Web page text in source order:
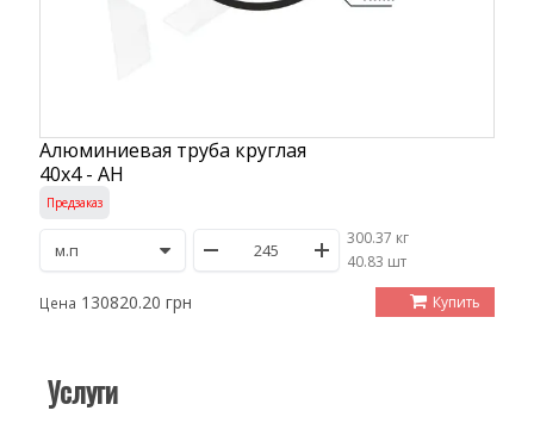
Алюминиевая труба круглая
40х4 - АН
Предзаказ
300.37 кг
/40.83 шт
Цена 130820.20 грн Купить
Услуги